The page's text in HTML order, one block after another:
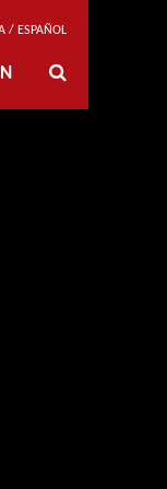
/ ESPAÑOL